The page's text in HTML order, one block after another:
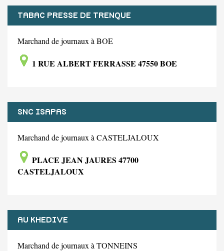
TABAC PRESSE DE TRENQUE
Marchand de journaux à BOE
1 RUE ALBERT FERRASSE 47550 BOE
SNC ISAPAS
Marchand de journaux à CASTELJALOUX
PLACE JEAN JAURES 47700
CASTELJALOUX
AU KHEDIVE
Marchand de journaux à TONNEINS